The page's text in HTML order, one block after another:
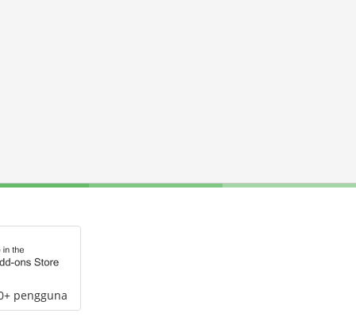
pengguna